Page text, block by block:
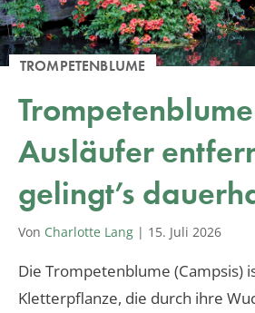
TROMPETENBLUME
Ausläufer
gelingt’s
Von Charlotte Lang | 15. Juli 2026
Die Trompetenblume (Campsis)
Kletterpflanze, die durch ihre